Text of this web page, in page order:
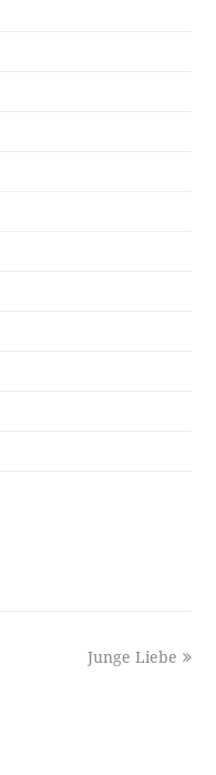
next
Junge Liebe